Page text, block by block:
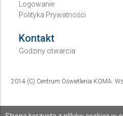
Logowanie
Polityka Prywatności
Kontakt
Godziny otwarcia
2014 (C) Centrum Oświetlenia KOMA.